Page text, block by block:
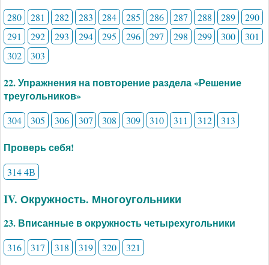
280 281 282 283 284 285 286 287 288 289
290
291
292 293 294 295 296 297 298 299 300
301
302
303
22. Упражнения на повторение раздела «Решение
треугольников»
304 305 306 307 308 309 310 311 312 313
Проверь себя!
314 4В
IV. Окружность. Многоугольники
23. Вписанные в окружность четырехугольники
316 317 318 319 320 321